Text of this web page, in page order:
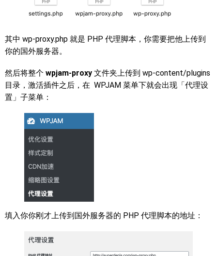
其中 wp-proxy.php 就是 PHP 代理脚本，你需要把他上传到
你的国外服务器。
然后将整个 wpjam-proxy 文件夹上传到 wp-content/plugins
目录，激活插件之后，在 WPJAM 菜单下就会出现「代理设
置」子菜单：
填入你你刚才上传到国外服务器的 PHP 代理脚本的地址：